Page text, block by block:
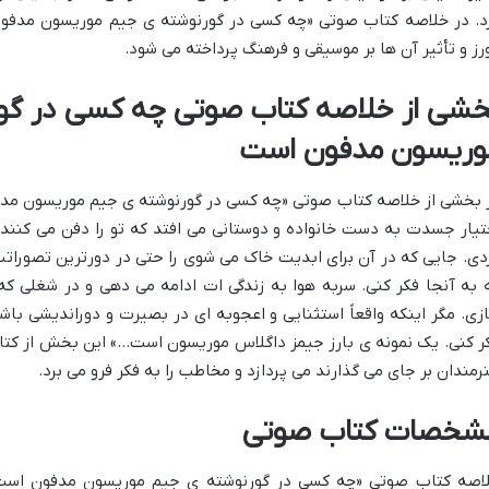
در خلاصه کتاب صوتی «چه کسی در گورنوشته ی جیم موریسون
و تأثیر آن ها بر موسیقی و فرهنگ پرداخته می شود.
از خلاصه کتاب صوتی چه کسی در
مدفون است
بخشی از خلاصه کتاب صوتی «چه کسی در گورنوشته ی جیم موریسون
جسدت به دست خانواده و دوستانی می افتد که تو را دفن می
جایی که در آن برای ابدیت خاک می شوی را حتی در دورترین
به آنجا فکر کنی. سربه هوا به زندگی ات ادامه می دهی و در شغلی
مگر اینکه واقعاً استثنایی و اعجوبه ای در بصیرت و دوراندیشی
کنی. یک نمونه ی بارز جیمز داگلاس موریسون است…» این بخش از
بر جای می گذارند می پردازد و مخاطب را به فکر فرو می برد.
کتاب صوتی
کتاب صوتی «چه کسی در گورنوشته ی جیم موریسون مدفون است؟»